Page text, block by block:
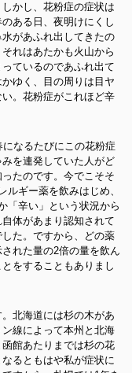
かし、花粉症の症状は
ある日、夜明けにくし
があふれ出してきたの
れはあたかも火山から
ているのであふれ出て
ゆく、目の周りは目ヤ
。花粉症がこれほど辛
なるたびにこの花粉症
を連発していた人がど
たのです。今でこそそ
ギー薬を飲みはじめ、
「辛い」という状況から
体があまり認知されて
た。ですから、どの薬
れた量の2倍の量を飲ん
をすることもありまし
北海道には杉の木があ
線によって本州と北海
館あたりまでは杉の花
るともはや私が症状に